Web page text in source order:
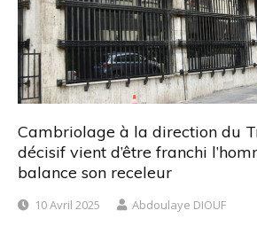
Cambriolage à la direction du
décisif vient d’être franchi
balance son receleur
10 Avril 2025 Abdoulaye DIOUF